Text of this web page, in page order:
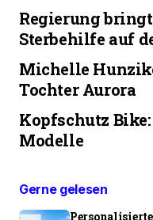
Regierung
Sterbehilfe auf
Michelle
Tochter Aurora
Kopfschutz
Modelle
Gerne gelesen
Personalisierte